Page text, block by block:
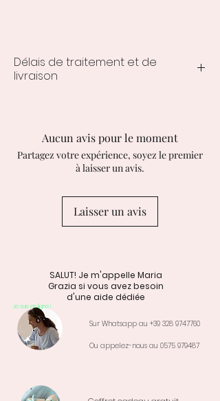
Délais de traitement et de
livraison
compter de la commande.
Aucun avis pour le moment
Partagez votre expérience, soyez le premier
à laisser un avis.
Laisser un avis
SALUT! Je m'appelle Maria
Grazia si vous avez besoin
d'une aide dédiée
Je suis en ligne !
Sur Whatsapp au +39 328 9747760
Ou appelez-nous au 0575 979487